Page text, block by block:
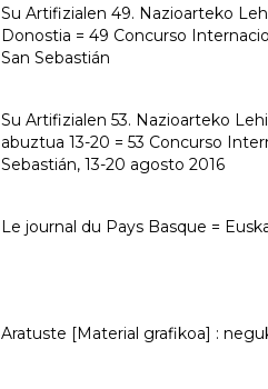
Su Artifizialen 49. Nazioarteko
Donostia = 49 Concurso
San Sebastián
Su Artifizialen 53. Nazioarteko
abuztua 13-20 = 53 Concurso
Sebastián, 13-20 agosto 2016
Le journal du Pays Basque =
Aratuste [Material grafikoa] :